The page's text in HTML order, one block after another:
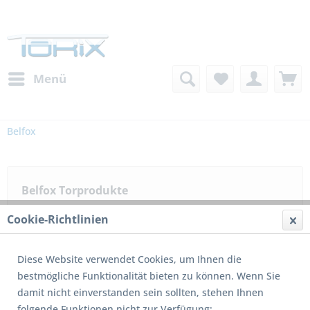
Menü
Belfox
Belfox Torprodukte
1 von4
Cookie-Richtlinien
Diese Website verwendet Cookies, um Ihnen die
bestmögliche Funktionalität bieten zu können. Wenn Sie
damit nicht einverstanden sein sollten, stehen Ihnen